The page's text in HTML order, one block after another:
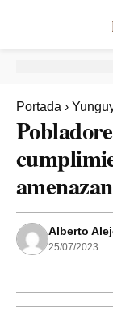
Portada ›
Alberto
25/07/2023